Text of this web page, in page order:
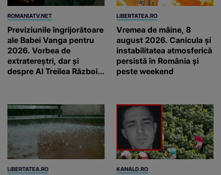
ROMANIATV.NET
Previziunile îngrijorătoare
ale Babei Vanga pentru
2026. Vorbea de
extratereștri, dar și
despre Al Treilea Război
LIBERTATEA.RO
Vremea de mâine, 8
august 2026. Canicula și
instabilitatea atmosferică
persistă în România și
peste weekend
LIBERTATEA.RO KANALD.RO